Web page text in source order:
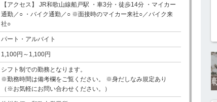
【アクセス】 JR和歌山線船戸駅 ・車3分・徒歩14分 ・マイカー
通勤／○ ・バイク通勤／○ ※面接時のマイカー来社○／バイク来
社○
パート・アルバイト
1,100円～1,100円
シフト制での勤務となります。
※勤務時間は備考欄をご覧ください。 ※身だしなみ規定あり
（※お気軽にお問い合わせください。）